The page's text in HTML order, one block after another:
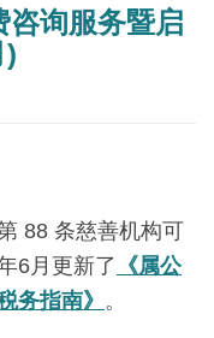
咨询服务暨启
)
88 条慈善机构可
6月更新了 《属公
务指南》 。